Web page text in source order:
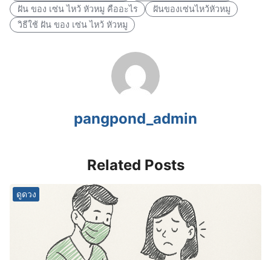
ฝัน ของ เซ่น ไหว้ หัวหมู คืออะไร
ฝันของเซ่นไหว้หัวหมู
วิธีใช้ ฝัน ของ เซ่น ไหว้ หัวหมู
pangpond_admin
Related Posts
ดูดวง